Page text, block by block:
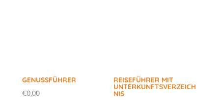
GENUSSFÜHRER
€0,00
REISEFÜHRER MIT
UNTERKUNFTSVERZEICH
NIS